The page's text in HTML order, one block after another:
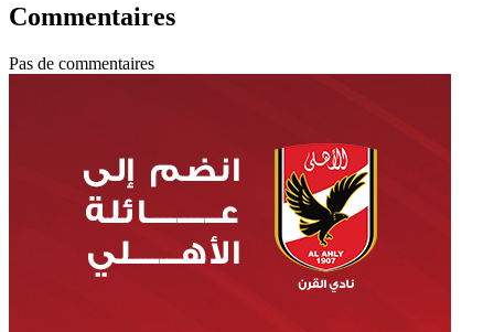
Commentaires
Pas de commentaires